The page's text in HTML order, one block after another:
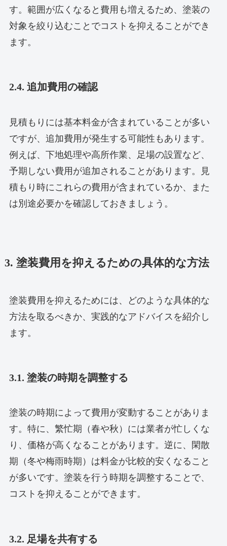
す。範囲が広くなると費用も増えるため、塗装の
対象を絞り込むことでコストを抑えることができ
ます。
2.4. 追加費用の確認
見積もりには基本料金が含まれていることが多い
ですが、追加費用が発生する可能性もあります。
例えば、下地処理や高所作業、足場の設置など、
予期しない費用が追加されることがあります。見
積もり時にこれらの費用が含まれているか、また
は別途必要かを確認しておきましょう。
3. 塗装費用を抑えるための具体的な方法
塗装費用を抑えるためには、どのような具体的な
方法を取るべきか、実践的なアドバイスを紹介し
ます。
3.1. 塗装の時期を調整する
塗装の時期によって費用が変動することがありま
す。特に、繁忙期（春や秋）には業者が忙しくな
り、価格が高くなることがあります。逆に、閑散
期（冬や梅雨時期）は料金が比較的安くなること
が多いです。塗装を行う時期を調整することで、
コストを抑えることができます。
3.2. 足場を共有する